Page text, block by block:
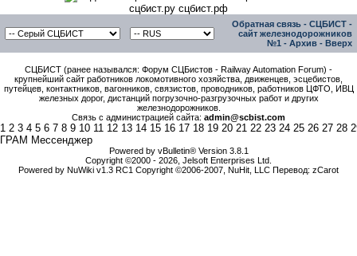
сцбист.ру сцбист.рф
Обратная связь - СЦБИСТ -
сайт железнодорожников
№1 - Архив - Вверх
СЦБИСТ (ранее назывался: Форум СЦБистов - Railway Automation Forum) -
крупнейший сайт работников локомотивного хозяйства, движенцев, эсцебистов,
путейцев, контактников, вагонников, связистов, проводников, работников ЦФТО, ИВЦ
железных дорог, дистанций погрузочно-разгрузочных работ и других
железнодорожников.
Связь с администрацией сайта: admin@scbist.com
1 2 3 4 5 6 7 8 9 10 11 12 13 14 15 16 17 18 19 20 21 22 23 24 25 26 27 28
ГРАМ Мессенджер
Powered by vBulletin® Version 3.8.1
Copyright ©2000 - 2026, Jelsoft Enterprises Ltd.
Powered by NuWiki v1.3 RC1 Copyright ©2006-2007, NuHit, LLC Перевод: zCarot